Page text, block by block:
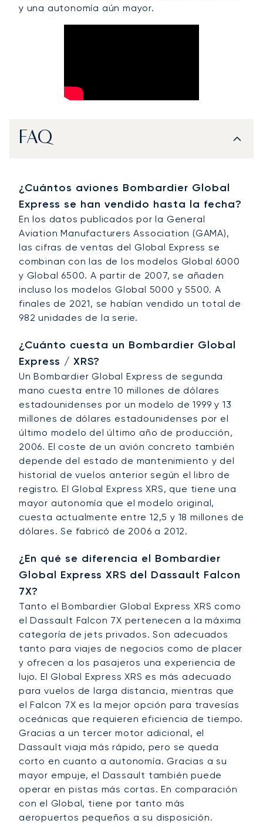
y una autonomía aún mayor.
FAQ
¿Cuántos aviones Bombardier Global
Express se han vendido hasta la fecha?
En los datos publicados por la General
Aviation Manufacturers Association (GAMA),
las cifras de ventas del Global Express se
combinan con las de los modelos Global 6000
y Global 6500. A partir de 2007, se añaden
incluso los modelos Global 5000 y 5500. A
finales de 2021, se habían vendido un total de
982 unidades de la serie.
¿Cuánto cuesta un Bombardier Global
Express / XRS?
Un Bombardier Global Express de segunda
mano cuesta entre 10 millones de dólares
estadounidenses por un modelo de 1999 y 13
millones de dólares estadounidenses por el
último modelo del último año de producción,
2006. El coste de un avión concreto también
depende del estado de mantenimiento y del
historial de vuelos anterior según el libro de
registro. El Global Express XRS, que tiene una
mayor autonomía que el modelo original,
cuesta actualmente entre 12,5 y 18 millones de
dólares. Se fabricó de 2006 a 2012.
¿En qué se diferencia el Bombardier
Global Express XRS del Dassault Falcon
7X?
Tanto el Bombardier Global Express XRS como
el Dassault Falcon 7X pertenecen a la máxima
categoría de jets privados. Son adecuados
tanto para viajes de negocios como de placer
y ofrecen a los pasajeros una experiencia de
lujo. El Global Express XRS es más adecuado
para vuelos de larga distancia, mientras que
el Falcon 7X es la mejor opción para travesías
oceánicas que requieren eficiencia de tiempo.
Gracias a un tercer motor adicional, el
Dassault viaja más rápido, pero se queda
corto en cuanto a autonomía. Gracias a su
mayor empuje, el Dassault también puede
operar en pistas más cortas. En comparación
con el Global, tiene por tanto más
aeropuertos pequeños a su disposición.